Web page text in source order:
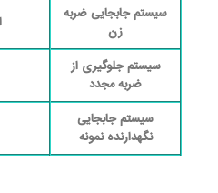
سیستم جابجایی ضربه
زن
سیستم جلوگیری از
ضربه مجدد
سیستم جابجایی
نگهدارنده نمونه